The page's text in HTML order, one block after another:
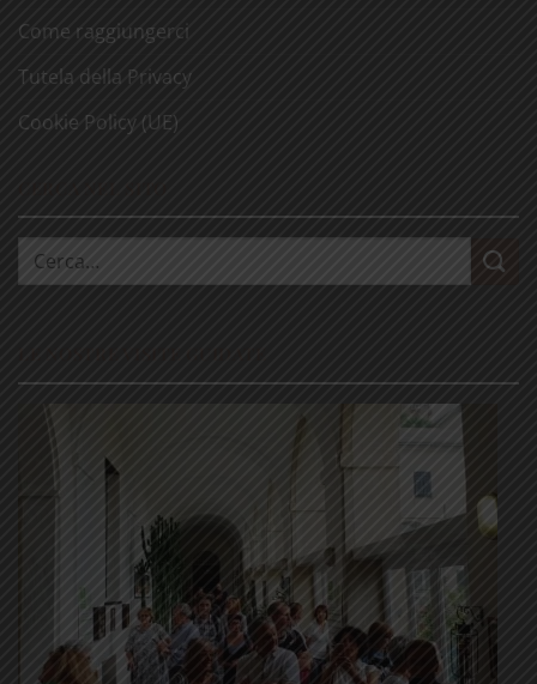
Come raggiungerci
Tutela della Privacy
Cookie Policy (UE)
Cerca: